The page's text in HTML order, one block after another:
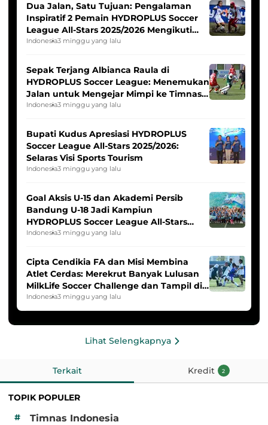
Dua Jalan, Satu Tujuan: Pengalaman
Inspiratif 2 Pemain HYDROPLUS Soccer
League All-Stars 2025/2026 Mengikuti
Seleksi Timnas Indonesia Putri
Indonesia3 minggu yang lalu
Sepak Terjang Albianca Raula di
HYDROPLUS Soccer League: Menemukan
Jalan untuk Mengejar Mimpi ke Timnas
Indonesia Putri
Indonesia3 minggu yang lalu
Bupati Kudus Apresiasi HYDROPLUS
Soccer League All-Stars 2025/2026:
Selaras Visi Sports Tourism
Indonesia3 minggu yang lalu
Goal Aksis U-15 dan Akademi Persib
Bandung U-18 Jadi Kampiun
HYDROPLUS Soccer League All-Stars
2025/2026
Indonesia3 minggu yang lalu
Cipta Cendikia FA dan Misi Membina
Atlet Cerdas: Merekrut Banyak Lulusan
MilkLife Soccer Challenge dan Tampil di
HYDROPLUS Soccer League
Indonesia3 minggu yang lalu
Lihat Selengkapnya
Terkait Kredit 2
TOPIK POPULER
#
Timnas Indonesia